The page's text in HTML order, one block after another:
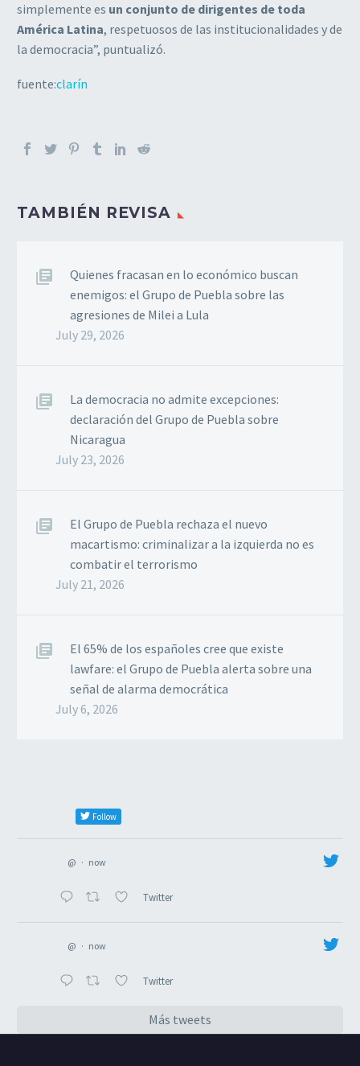
simplemente es un conjunto de dirigentes de toda
América Latina, respetuosos de las institucionalidades y de
la democracia”, puntualizó.
fuente:clarín
TAMBIÉN REVISA
Quienes fracasan en lo económico buscan
enemigos: el Grupo de Puebla sobre las
agresiones de Milei a Lula
July 29, 2026
La democracia no admite excepciones:
declaración del Grupo de Puebla sobre
Nicaragua
July 23, 2026
El Grupo de Puebla rechaza el nuevo
macartismo: criminalizar a la izquierda no es
combatir el terrorismo
July 21, 2026
El 65% de los españoles cree que existe
lawfare: el Grupo de Puebla alerta sobre una
señal de alarma democrática
July 6, 2026
Follow
@ · now
Twitter
@ · now
Twitter
Más tweets